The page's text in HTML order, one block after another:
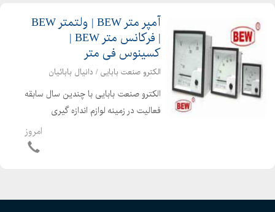
آمپر متر BEW | ولتمتر BEW
| فرکانس متر BEW |
کسینوس فی متر
الکترو صنعت بابایی / دانیال بابائیان
الکترو صنعت بابایی با چندین سال سابقه
فعالیت در زمینه لوازم اندازه گیری
تابلویی عقربه ای ودیجیتال ( آمپر متر -
ولت متر فرکانس متر - کسینوس فی متر
امروز